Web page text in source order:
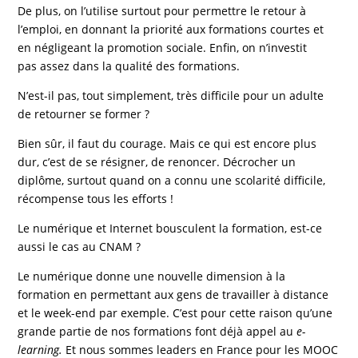
De plus, on l’utilise surtout pour permettre le ­retour à
l’emploi, en donnant la priorité aux formations ­courtes et
en ­négligeant la promotion sociale. Enfin, on n’investit
pas assez dans la qualité des formations.
N’est-il pas, tout simplement, très difficile pour un adulte
de retourner se former ?
Bien sûr, il faut du courage. Mais ce qui est encore plus
dur, c’est de se résigner, de renoncer. Décrocher un
diplôme, surtout quand on a connu une scolarité difficile,
récompense tous les efforts !
Le numérique et Internet bousculent la formation, est-ce
aussi le cas au CNAM ?
Le numérique donne une nouvelle dimension à la
formation en permettant aux gens detravailler à distance
et leweek-end par exemple. C’est pour cette raison qu’une
grande partie de nos formations font déjà appel au­e-
learning. Et nous sommes leaders en France pour les MOOC